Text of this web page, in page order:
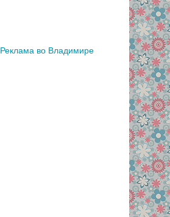
Реклама во Владимире